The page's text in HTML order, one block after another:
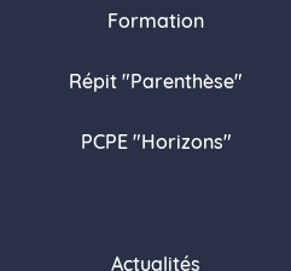
Formation
Répit "Parenthèse"
PCPE "Horizons"
Actualités